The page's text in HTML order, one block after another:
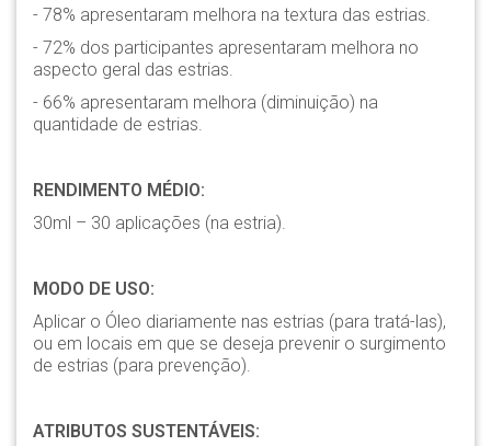
- 78% apresentaram melhora na textura das estrias.
- 72% dos participantes apresentaram melhora no
aspecto geral das estrias.
- 66% apresentaram melhora (diminuição) na
quantidade de estrias.
RENDIMENTO MÉDIO:
30ml – 30 aplicações (na estria).
MODO DE USO:
Aplicar o Óleo diariamente nas estrias (para tratá-las),
ou em locais em que se deseja prevenir o surgimento
de estrias (para prevenção).
ATRIBUTOS SUSTENTÁVEIS: